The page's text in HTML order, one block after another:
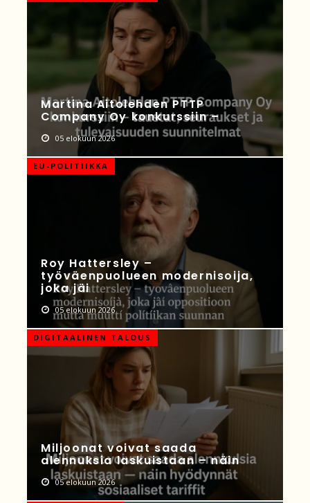
Martina Aitolehden PTTP
Company Oy konkurssiin –
05 elokuun 2026
EU-POLITIIKKA
Roy Hattersley –
työväenpuolueen modernisoija,
joka jäi
05 elokuun 2026
DIGITAALINEN TALOUS
Miljoonat voivat saada
alennuksia laskuistaan – näin
05 elokuun 2026